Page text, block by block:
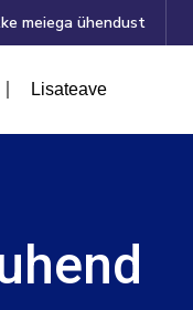
meiega ühendust
Lisateave